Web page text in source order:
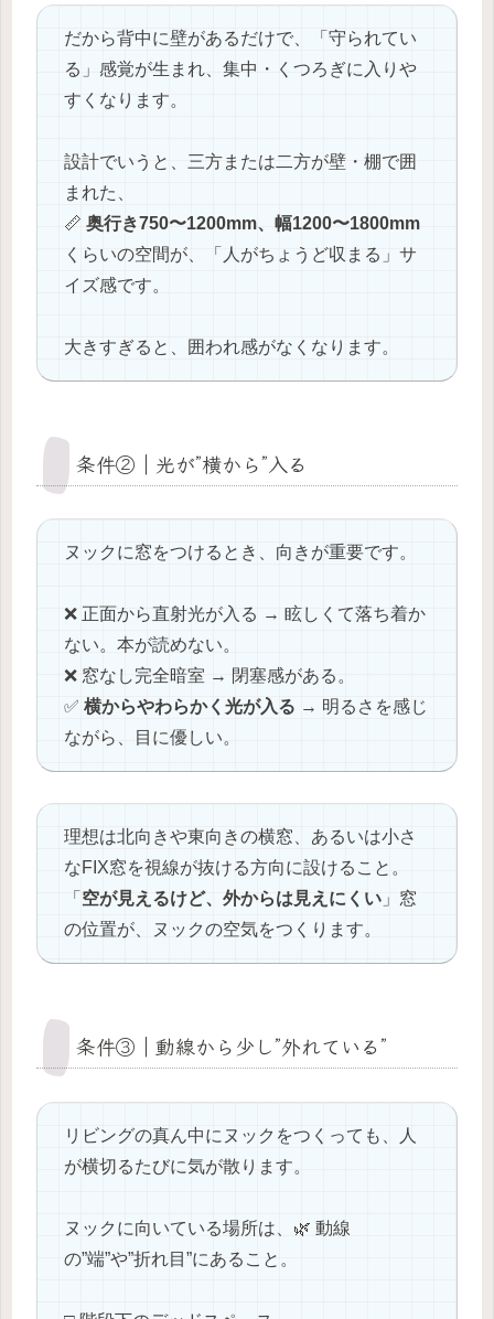
だから背中に壁があるだけで、「守られてい
る」感覚が生まれ、集中・くつろぎに入りや
すくなります。
設計でいうと、三方または二方が壁・棚で囲
まれた、
📏 奥行き750〜1200mm、幅1200〜1800mm
くらいの空間が、「人がちょうど収まる」サ
イズ感です。
大きすぎると、囲われ感がなくなります。
条件②｜光が”横から”入る
ヌックに窓をつけるとき、向きが重要です。
❌ 正面から直射光が入る → 眩しくて落ち着か
ない。本が読めない。
❌ 窓なし完全暗室 → 閉塞感がある。
✅ 横からやわらかく光が入る → 明るさを感じ
ながら、目に優しい。
理想は北向きや東向きの横窓、あるいは小さ
なFIX窓を視線が抜ける方向に設けること。
「 空が見えるけど、外からは見えにくい 」窓
の位置が、ヌックの空気をつくります。
条件③｜動線から少し”外れている”
リビングの真ん中にヌックをつくっても、人
が横切るたびに気が散ります。
ヌックに向いている場所は、🌿 動線
の”端”や”折れ目”にあること。